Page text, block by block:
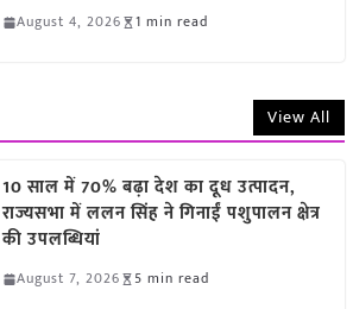
August 4, 2026 1 min read
View All
10 साल में 70% बढ़ा देश का दूध उत्पादन,
राज्यसभा में ललन सिंह ने गिनाईं पशुपालन क्षेत्र
की उपलब्धियां
August 7, 2026 5 min read